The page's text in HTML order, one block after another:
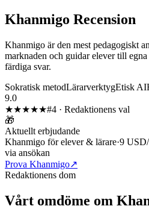
Khanmigo Recension
Khanmigo är den mest pedagogiskt
marknaden och guidar elever till
färdiga svar.
Sokratisk metodLärarverktygEtisk AI
9.0
★★★★★#4 · Redaktionens val
🎁
Aktuellt erbjudande
Khanmigo för elever & lärare·9
via ansökan
Prova Khanmigo↗
Redaktionens dom
Vårt omdöme om